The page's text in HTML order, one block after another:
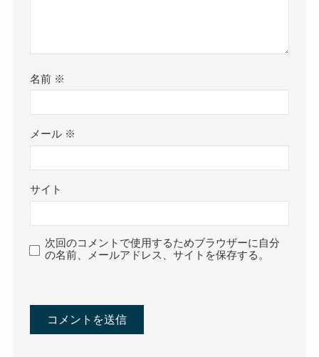
名前 ※
メール ※
サイト
次回のコメントで使用するためブラウザーに自分
の名前、メールアドレス、サイトを保存する。